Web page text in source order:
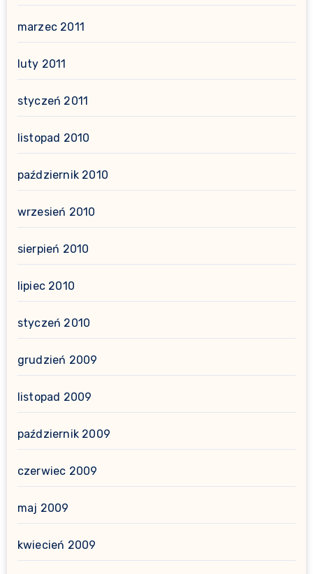
marzec 2011
luty 2011
styczeń 2011
listopad 2010
październik 2010
wrzesień 2010
sierpień 2010
lipiec 2010
styczeń 2010
grudzień 2009
listopad 2009
październik 2009
czerwiec 2009
maj 2009
kwiecień 2009